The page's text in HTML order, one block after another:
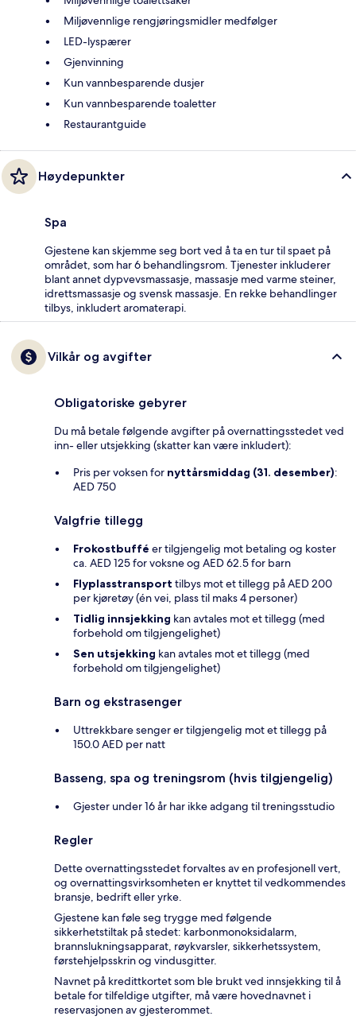
Miljøvennlige rengjøringsmidler medfølger
LED-lyspærer
Gjenvinning
Kun vannbesparende dusjer
Kun vannbesparende toaletter
Restaurantguide
Høydepunkter
Spa
Gjestene kan skjemme seg bort ved å ta en tur til spaet på
området, som har 6 behandlingsrom. Tjenester inkluderer
blant annet dypvevsmassasje, massasje med varme steiner,
idrettsmassasje og svensk massasje. En rekke behandlinger
tilbys, inkludert aromaterapi.
Vilkår og avgifter
Obligatoriske gebyrer
Du må betale følgende avgifter på overnattingsstedet ved
inn- eller utsjekking (skatter kan være inkludert):
Pris per voksen for nyttårsmiddag (31. desember):
AED 750
Valgfrie tillegg
Frokostbuffé er tilgjengelig mot betaling og koster
ca. AED 125 for voksne og AED 62.5 for barn
Flyplasstransport tilbys mot et tillegg på AED 200
per kjøretøy (én vei, plass til maks 4 personer)
Tidlig innsjekking kan avtales mot et tillegg (med
forbehold om tilgjengelighet)
Sen utsjekking kan avtales mot et tillegg (med
forbehold om tilgjengelighet)
Barn og ekstrasenger
Uttrekkbare senger er tilgjengelig mot et tillegg på
150.0 AED per natt
Basseng, spa og treningsrom (hvis tilgjengelig)
Gjester under 16 år har ikke adgang til treningsstudio
Regler
Dette overnattingsstedet forvaltes av en profesjonell vert,
og overnattingsvirksomheten er knyttet til vedkommendes
bransje, bedrift eller yrke.
Gjestene kan føle seg trygge med følgende
sikkerhetstiltak på stedet: karbonmonoksidalarm,
brannslukningsapparat, røykvarsler, sikkerhetssystem,
førstehjelpsskrin og vindusgitter.
Navnet på kredittkortet som ble brukt ved innsjekking til å
betale for tilfeldige utgifter, må være hovednavnet i
reservasjonen av gjesterommet.